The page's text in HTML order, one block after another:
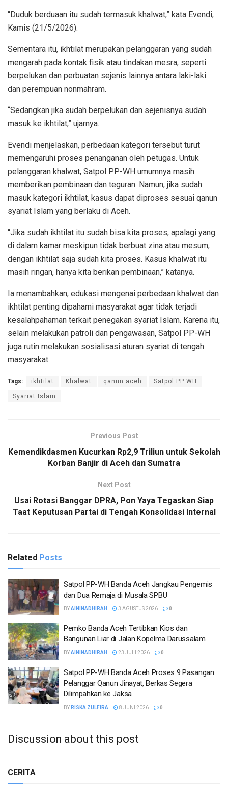
“Duduk berduaan itu sudah termasuk khalwat,” kata Evendi,
Kamis (21/5/2026).
Sementara itu, ikhtilat merupakan pelanggaran yang sudah
mengarah pada kontak fisik atau tindakan mesra, seperti
berpelukan dan perbuatan sejenis lainnya antara laki-laki
dan perempuan nonmahram.
“Sedangkan jika sudah berpelukan dan sejenisnya sudah
masuk ke ikhtilat,” ujarnya.
Evendi menjelaskan, perbedaan kategori tersebut turut
memengaruhi proses penanganan oleh petugas. Untuk
pelanggaran khalwat, Satpol PP-WH umumnya masih
memberikan pembinaan dan teguran. Namun, jika sudah
masuk kategori ikhtilat, kasus dapat diproses sesuai qanun
syariat Islam yang berlaku di Aceh.
“Jika sudah ikhtilat itu sudah bisa kita proses, apalagi yang
di dalam kamar meskipun tidak berbuat zina atau mesum,
dengan ikhtilat saja sudah kita proses. Kasus khalwat itu
masih ringan, hanya kita berikan pembinaan,” katanya.
Ia menambahkan, edukasi mengenai perbedaan khalwat dan
ikhtilat penting dipahami masyarakat agar tidak terjadi
kesalahpahaman terkait penegakan syariat Islam. Karena itu,
selain melakukan patroli dan pengawasan, Satpol PP-WH
juga rutin melakukan sosialisasi aturan syariat di tengah
masyarakat.
Tags: ikhtilat Khalwat qanun aceh Satpol PP WH
Syariat Islam
Previous Post
Kemendikdasmen Kucurkan Rp2,9 Triliun untuk Sekolah
Korban Banjir di Aceh dan Sumatra
Next Post
Usai Rotasi Banggar DPRA, Pon Yaya Tegaskan Siap
Taat Keputusan Partai di Tengah Konsolidasi Internal
Related Posts
Satpol PP-WH Banda Aceh Jangkau Pengemis
dan Dua Remaja di Musala SPBU
BYAININADHIRAH 3 AGUSTUS 2026 0
Pemko Banda Aceh Tertibkan Kios dan
Bangunan Liar di Jalan Kopelma Darussalam
BYAININADHIRAH 23 JULI 2026 0
Satpol PP-WH Banda Aceh Proses 9 Pasangan
Pelanggar Qanun Jinayat, Berkas Segera
Dilimpahkan ke Jaksa
BY RISKA ZULFIRA 8 JUNI 2026 0
Discussion about this post
CERITA